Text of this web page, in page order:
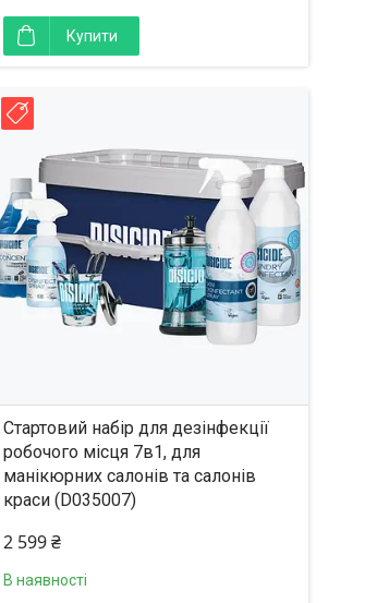
Купити
Стартовий набір для дезінфекції
робочого місця 7в1, для
манікюрних салонів та салонів
краси (D035007)
2 599 ₴
В наявності